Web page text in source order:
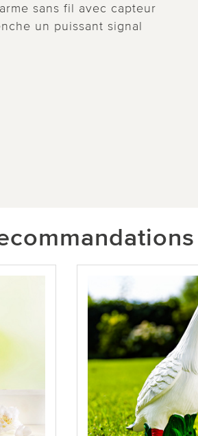
sans fil avec capteur
un puissant signal